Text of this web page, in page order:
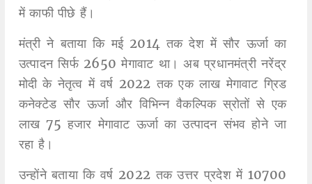
में काफी पीछे हैं।
मंत्री ने बताया कि मई 2014 तक देश में सौर ऊर्जा का
उत्पादन सिर्फ 2650 मेगावाट था। अब प्रधानमंत्री नरेंद्र
मोदी के नेतृत्व में वर्ष 2022 तक एक लाख मेगावाट ग्रिड
कनेक्टेड सौर ऊर्जा और विभिन्न वैकल्पिक स्रोतों से एक
लाख 75 हजार मेगावाट ऊर्जा का उत्पादन संभव होने जा
रहा है।
उन्होंने बताया कि वर्ष 2022 तक उत्तर प्रदेश में 10700